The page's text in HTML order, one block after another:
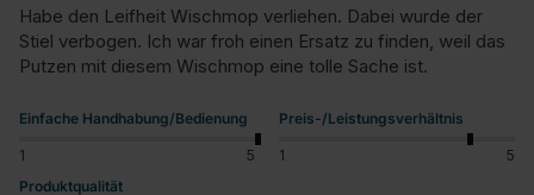
Habe den Leifheit Wischmop verliehen. Dabei wurde der
Stiel verbogen. Ich war froh einen Ersatz zu finden, weil das
Putzen mit diesem Wischmop eine tolle Sache ist.
Einfache Handhabung/Bedienung
1 5
Preis-/Leistungsverhältnis
1
5
Produktqualität